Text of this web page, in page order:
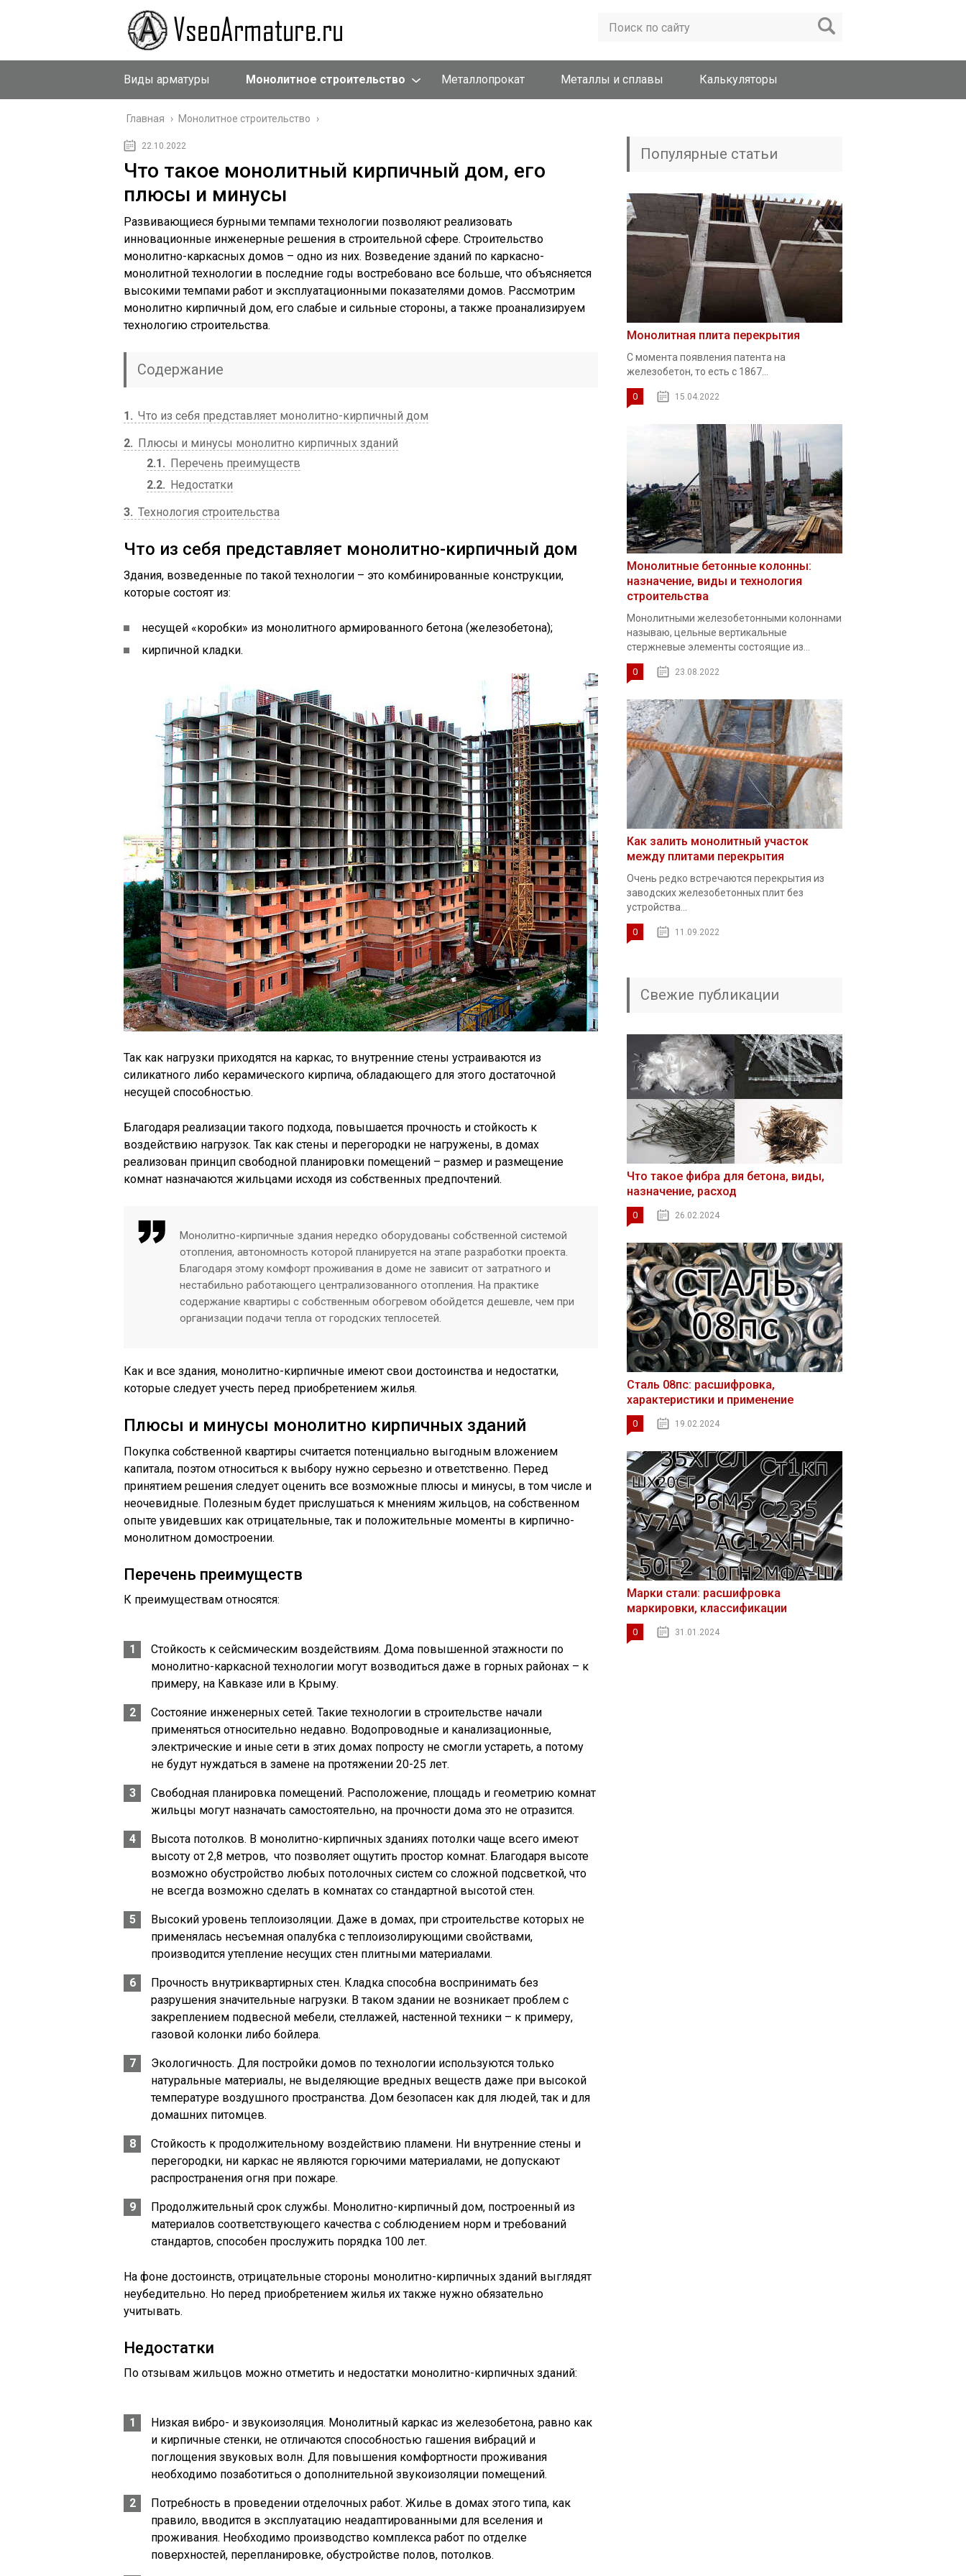
Виды арматуры Монолитное строительство Металлопрокат Металлы и сплавы Калькуляторы
Главная › Монолитное строительство ›
22.10.2022
Что такое монолитный кирпичный дом, его
плюсы и минусы
Развивающиеся бурными темпами технологии позволяют реализовать
инновационные инженерные решения в строительной сфере. Строительство
монолитно-каркасных домов – одно из них. Возведение зданий по каркасно-
монолитной технологии в последние годы востребовано все больше, что объясняется
высокими темпами работ и эксплуатационными показателями домов. Рассмотрим
монолитно кирпичный дом, его слабые и сильные стороны, а также проанализируем
технологию строительства.
Содержание
1
Что из себя представляет монолитно-кирпичный дом
2
Плюсы и минусы монолитно кирпичных зданий
2.1
Перечень преимуществ
2.2
Недостатки
3 Технология строительства
Что из себя представляет монолитно-кирпичный дом
Здания, возведенные по такой технологии – это комбинированные конструкции,
которые состоят из:
несущей «коробки» из монолитного армированного бетона (железобетона);
кирпичной кладки.
Так как нагрузки приходятся на каркас, то внутренние стены устраиваются из
силикатного либо керамического кирпича, обладающего для этого достаточной
несущей способностью.
Благодаря реализации такого подхода, повышается прочность и стойкость к
воздействию нагрузок. Так как стены и перегородки не нагружены, в домах
реализован принцип свободной планировки помещений – размер и размещение
комнат назначаются жильцами исходя из собственных предпочтений.
Монолитно-кирпичные здания нередко оборудованы собственной системой
отопления, автономность которой планируется на этапе разработки проекта.
Благодаря этому комфорт проживания в доме не зависит от затратного и
нестабильно работающего централизованного отопления. На практике
содержание квартиры с собственным обогревом обойдется дешевле, чем при
организации подачи тепла от городских теплосетей.
Как и все здания, монолитно-кирпичные имеют свои достоинства и недостатки,
которые следует учесть перед приобретением жилья.
Плюсы и минусы монолитно кирпичных зданий
Покупка собственной квартиры считается потенциально выгодным вложением
капитала, поэтом относиться к выбору нужно серьезно и ответственно. Перед
принятием решения следует оценить все возможные плюсы и минусы, в том числе и
неочевидные. Полезным будет прислушаться к мнениям жильцов, на собственном
опыте увидевших как отрицательные, так и положительные моменты в кирпично-
монолитном домостроении.
Перечень преимуществ
К преимуществам относятся:
Стойкость к сейсмическим воздействиям. Дома повышенной этажности по
монолитно-каркасной технологии могут возводиться даже в горных районах – к
примеру, на Кавказе или в Крыму.
Состояние инженерных сетей. Такие технологии в строительстве начали
применяться относительно недавно. Водопроводные и канализационные,
электрические и иные сети в этих домах попросту не смогли устареть, а потому
не будут нуждаться в замене на протяжении 20-25 лет.
Свободная планировка помещений. Расположение, площадь и геометрию комнат
жильцы могут назначать самостоятельно, на прочности дома это не отразится.
Высота потолков. В монолитно-кирпичных зданиях потолки чаще всего имеют
высоту от 2,8 метров, что позволяет ощутить простор комнат. Благодаря высоте
возможно обустройство любых потолочных систем со сложной подсветкой, что
не всегда возможно сделать в комнатах со стандартной высотой стен.
Высокий уровень теплоизоляции. Даже в домах, при строительстве которых не
применялась несъемная опалубка с теплоизолирующими свойствами,
производится утепление несущих стен плитными материалами.
Прочность внутриквартирных стен. Кладка способна воспринимать без
разрушения значительные нагрузки. В таком здании не возникает проблем с
закреплением подвесной мебели, стеллажей, настенной техники – к примеру,
газовой колонки либо бойлера.
Экологичность. Для постройки домов по технологии используются только
натуральные материалы, не выделяющие вредных веществ даже при высокой
температуре воздушного пространства. Дом безопасен как для людей, так и для
домашних питомцев.
Стойкость к продолжительному воздействию пламени. Ни внутренние стены и
перегородки, ни каркас не являются горючими материалами, не допускают
распространения огня при пожаре.
Продолжительный срок службы. Монолитно-кирпичный дом, построенный из
материалов соответствующего качества с соблюдением норм и требований
стандартов, способен прослужить порядка 100 лет.
На фоне достоинств, отрицательные стороны монолитно-кирпичных зданий выглядят
неубедительно. Но перед приобретением жилья их также нужно обязательно
учитывать.
Недостатки
По отзывам жильцов можно отметить и недостатки монолитно-кирпичных зданий:
Низкая вибро- и звукоизоляция. Монолитный каркас из железобетона, равно как
и кирпичные стенки, не отличаются способностью гашения вибраций и
поглощения звуковых волн. Для повышения комфортности проживания
необходимо позаботиться о дополнительной звукоизоляции помещений.
Потребность в проведении отделочных работ. Жилье в домах этого типа, как
правило, вводится в эксплуатацию неадаптированными для вселения и
проживания. Необходимо производство комплекса работ по отделке
поверхностей, перепланировке, обустройстве полов, потолков.
Популярные статьи
Монолитная плита перекрытия
С момента появления патента на
железобетон, то есть с 1867...
0 15.04.2022
Монолитные бетонные колонны:
назначение, виды и технология
строительства
Монолитными железобетонными колоннами
называю, цельные вертикальные
стержневые элементы состоящие из...
0 23.08.2022
Как залить монолитный участок
между плитами перекрытия
Очень редко встречаются перекрытия из
заводских железобетонных плит без
устройства...
0 11.09.2022
Свежие публикации
Что такое фибра для бетона, виды,
назначение, расход
0 26.02.2024
Сталь 08пс: расшифровка,
характеристики и применение
0 19.02.2024
Марки стали: расшифровка
маркировки, классификации
0 31.01.2024